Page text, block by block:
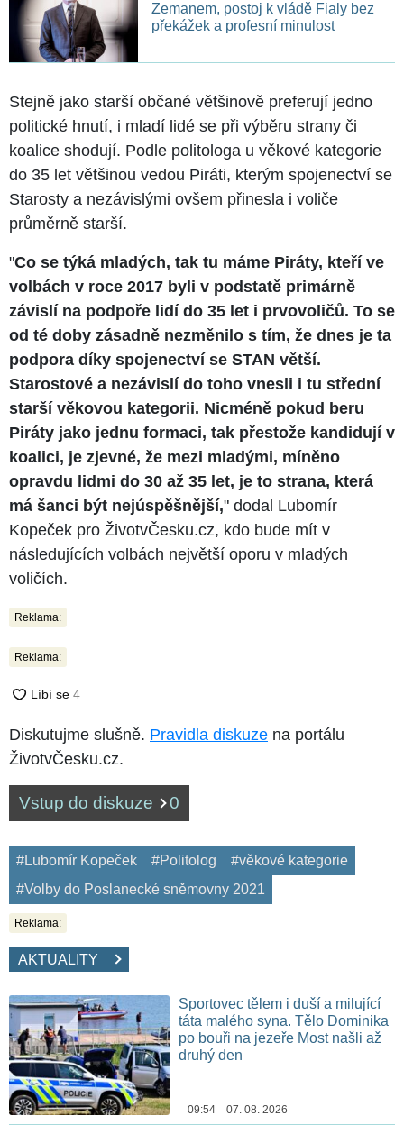
Zemanem, postoj k vládě Fialy bez
překážek a profesní minulost
Stejně jako starší občané většinově preferují jedno
politické hnutí, i mladí lidé se při výběru strany či
koalice shodují. Podle politologa u věkové kategorie
do 35 let většinou vedou Piráti, kterým spojenectví se
Starosty a nezávislými ovšem přinesla i voliče
průměrně starší.
"Co se týká mladých, tak tu máme Piráty, kteří ve
volbách v roce 2017 byli v podstatě primárně
závislí na podpoře lidí do 35 let i prvovoličů. To se
od té doby zásadně nezměnilo s tím, že dnes je ta
podpora díky spojenectví se STAN větší.
Starostové a nezávislí do toho vnesli i tu střední
starší věkovou kategorii. Nicméně pokud beru
Piráty jako jednu formaci, tak přestože kandidují v
koalici, je zjevné, že mezi mladými, míněno
opravdu lidmi do 30 až 35 let, je to strana, která
má šanci být nejúspěšnější," dodal Lubomír
Kopeček pro ŽivotvČesku.cz, kdo bude mít v
následujících volbách největší oporu v mladých
voličích.
Reklama:
Reklama:
Diskutujme slušně. Pravidla diskuze na portálu
ŽivotvČesku.cz.
Vstup do diskuze 0
#Lubomír Kopeček #Politolog
#věkové kategorie
#Volby do Poslanecké sněmovny 2021
Reklama:
AKTUALITY
Sportovec tělem i duší a milující
táta malého syna. Tělo Dominika
po bouři na jezeře Most našli až
druhý den
09:54 07. 08. 2026